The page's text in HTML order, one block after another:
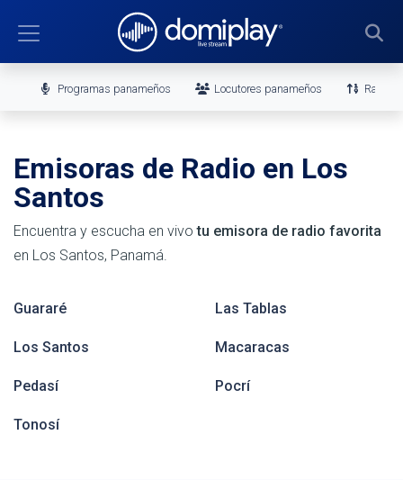
Programas panameños Locutores panameños
Emisoras de Radio en Los
Santos
Encuentra y escucha en vivotu emisora de radio favorita
en Los Santos, Panamá.
Guararé Las Tablas
Los Santos Macaracas
Pedasí Pocrí
Tonosí